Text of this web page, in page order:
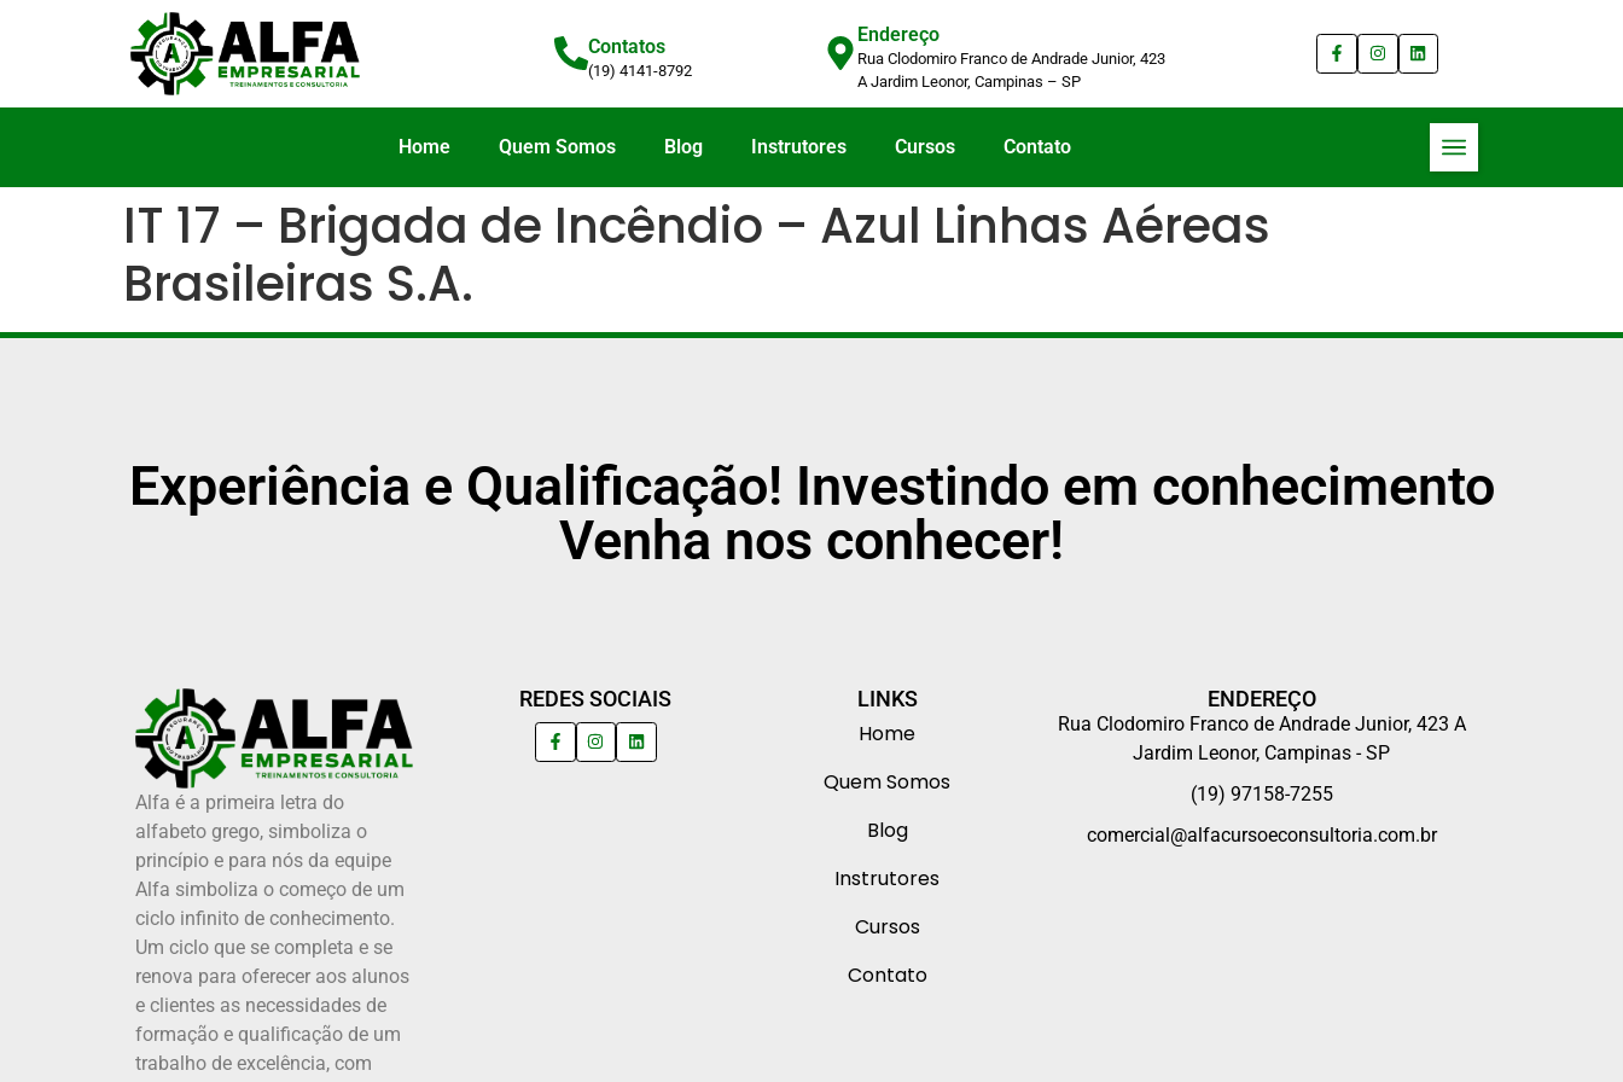
Contatos
(19) 4141-8792
Endereço
Rua Clodomiro Franco de Andrade Junior, 423
A Jardim Leonor, Campinas – SP
Home Quem Somos Blog Instrutores Cursos Contato
IT 17 – Brigada de Incêndio – Azul Linhas Aéreas
Brasileiras S.A.
Experiência e Qualificação! Investindo em conhecimento
Venha nos conhecer!
Alfa é a primeira letra do
alfabeto grego, simboliza o
princípio e para nós da equipe
Alfa simboliza o começo de um
ciclo infinito de conhecimento.
Um ciclo que se completa e se
renova para oferecer aos alunos
e clientes as necessidades de
formação e qualificação de um
trabalho de excelência, com
REDES SOCIAIS LINKS
Home
Quem Somos
Blog
Instrutores
Cursos
Contato
ENDEREÇO
Rua Clodomiro Franco de Andrade Junior, 423 A
Jardim Leonor, Campinas - SP
(19) 97158-7255
comercial@alfacursoeconsultoria.com.br